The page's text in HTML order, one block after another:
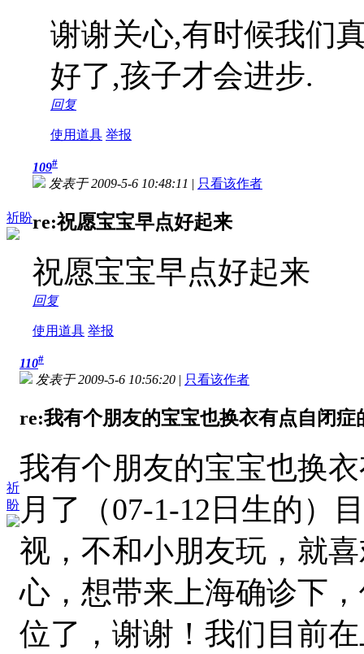
谢谢关心,有时候我们
好了,孩子才会进步.
回复
使用道具 举报
祈盼
109#
发表于 2009-5-6 10:48:11 | 只看该作者
re:祝愿宝宝早点好起来
祝愿宝宝早点好起来
回复
使用道具 举报
祈
盼
110#
发表于 2009-5-6 10:56:20 | 只看该作者
re:我有个朋友的宝宝也换衣有点自闭症
我有个朋友的宝宝也换
月了（07-1-12日生的）
视，不和小朋友玩，就
心，想带来上海确诊下
位了，谢谢！我们目前